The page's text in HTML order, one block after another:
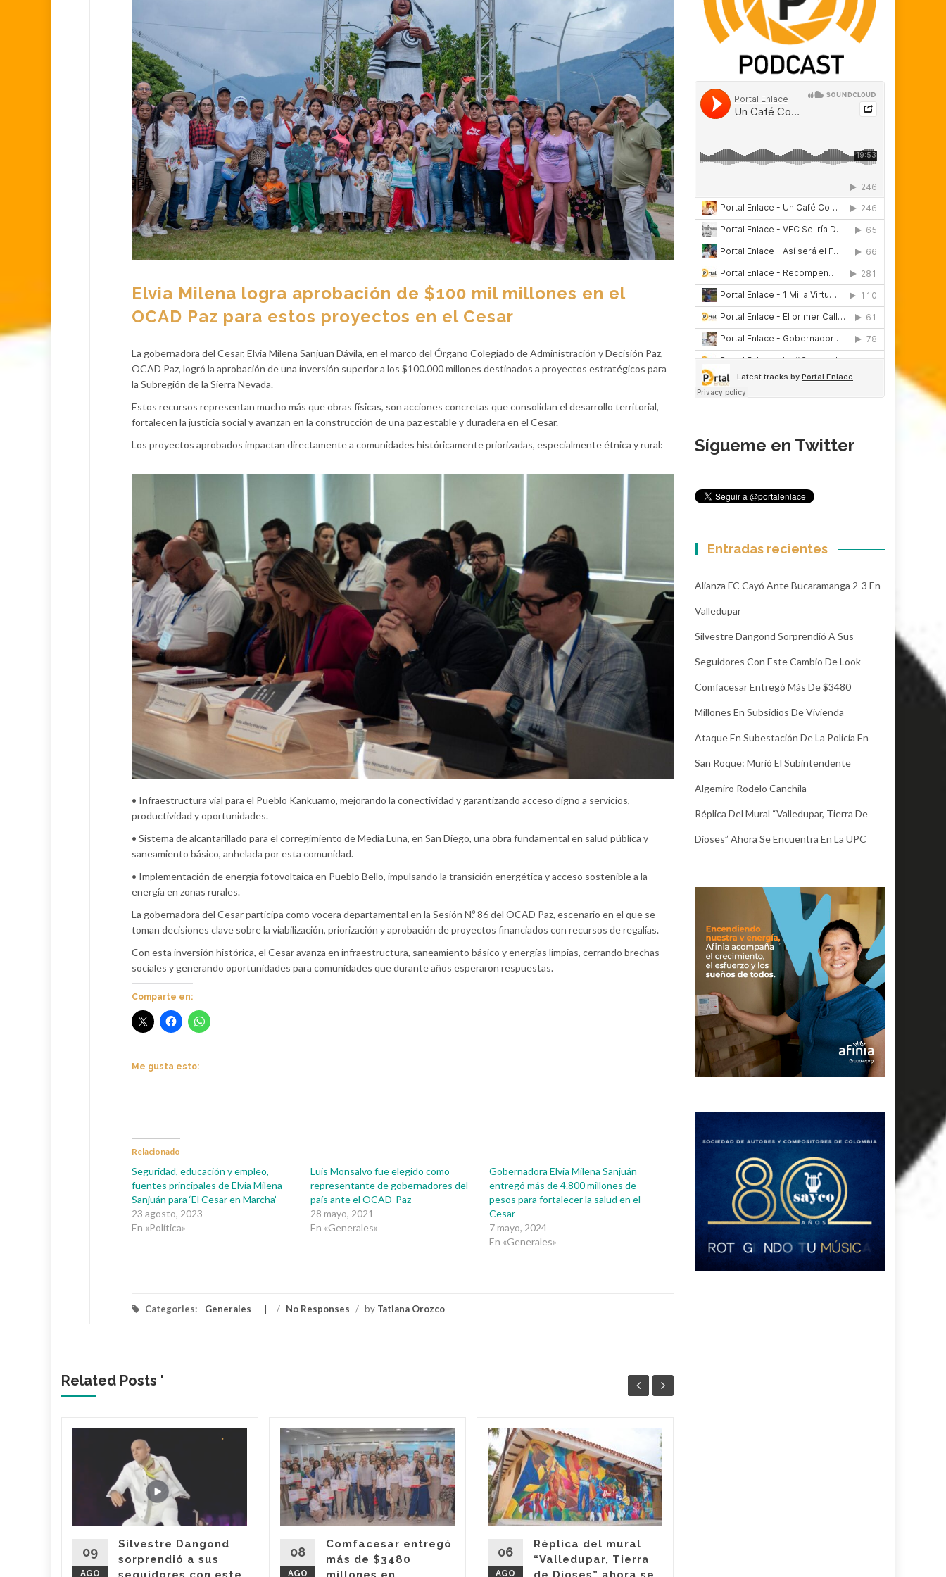
Elvia Milena logra aprobación de $100 mil millones en el
OCAD Paz para estos proyectos en el Cesar
La gobernadora del Cesar, Elvia Milena Sanjuan Dávila, en el marco del Órgano Colegiado de Administración y Decisión Paz,
OCAD Paz, logró la aprobación de una inversión superior a los $100.000 millones destinados a proyectos estratégicos para
la Subregión de la Sierra Nevada.
Estos recursos representan mucho más que obras físicas, son acciones concretas que consolidan el desarrollo territorial,
fortalecen la justicia social y avanzan en la construcción de una paz estable y duradera en el Cesar.
Los proyectos aprobados impactan directamente a comunidades históricamente priorizadas, especialmente étnica y rural:
•⁠ ⁠Infraestructura vial para el Pueblo Kankuamo, mejorando la conectividad y garantizando acceso digno a servicios,
productividad y oportunidades.
•⁠ ⁠Sistema de alcantarillado para el corregimiento de Media Luna, en San Diego, una obra fundamental en salud pública y
saneamiento básico, anhelada por esta comunidad.
•⁠ ⁠Implementación de energía fotovoltaica en Pueblo Bello, impulsando la transición energética y acceso sostenible a la
energía en zonas rurales.
La gobernadora del Cesar participa como vocera departamental en la Sesión N.º 86 del OCAD Paz, escenario en el que se
toman decisiones clave sobre la viabilización, priorización y aprobación de proyectos financiados con recursos de regalías.
Con esta inversión histórica, el Cesar avanza en infraestructura, saneamiento básico y energías limpias, cerrando brechas
sociales y generando oportunidades para comunidades que durante años esperaron respuestas.
Comparte en:
Me gusta esto:
Relacionado
Seguridad, educación y empleo,
fuentes principales de Elvia Milena
Sanjuán para ‘El Cesar en Marcha’
23 agosto, 2023
En «Política»
Luis Monsalvo fue elegido como
representante de gobernadores del
país ante el OCAD-Paz
28 mayo, 2021
En «Generales»
Gobernadora Elvia Milena Sanjuán
entregó más de 4.800 millones de
pesos para fortalecer la salud en el
Cesar
7 mayo, 2024
En «Generales»
Categories: Generales / No Responses / by Tatiana Orozco
Related Posts '
09
AGO
Silvestre Dangond
sorprendió a sus
08
AGO
Comfacesar entregó
más de $3480
06
AGO
Réplica del mural
“Valledupar, Tierra
Sígueme en Twitter
Entradas recientes
Alianza FC Cayó Ante Bucaramanga 2-3 En
Valledupar
Silvestre Dangond Sorprendió A Sus
Seguidores Con Este Cambio De Look
Comfacesar Entregó Más De $3480
Millones En Subsidios De Vivienda
Ataque En Subestación De La Policía En
San Roque: Murió El Subintendente
Algemiro Rodelo Canchila
Réplica Del Mural “Valledupar, Tierra De
Dioses” Ahora Se Encuentra En La UPC